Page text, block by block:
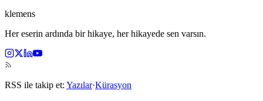
klemens
Her eserin ardında bir hikaye, her hikayede sen varsın.
RSS ile takip et: Yazılar·Kürasyon